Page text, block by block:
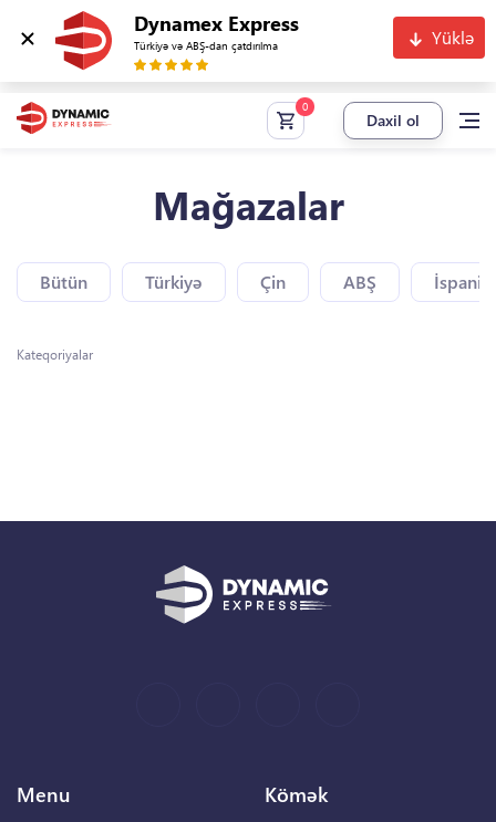
Dynamex Express
Türkiyə və ABŞ-dan çatdırılma Yüklə
Daxil ol
Mağazalar
Bütün Türkiyə Çin ABŞ
Kateqoriyalar
Menu Kömək